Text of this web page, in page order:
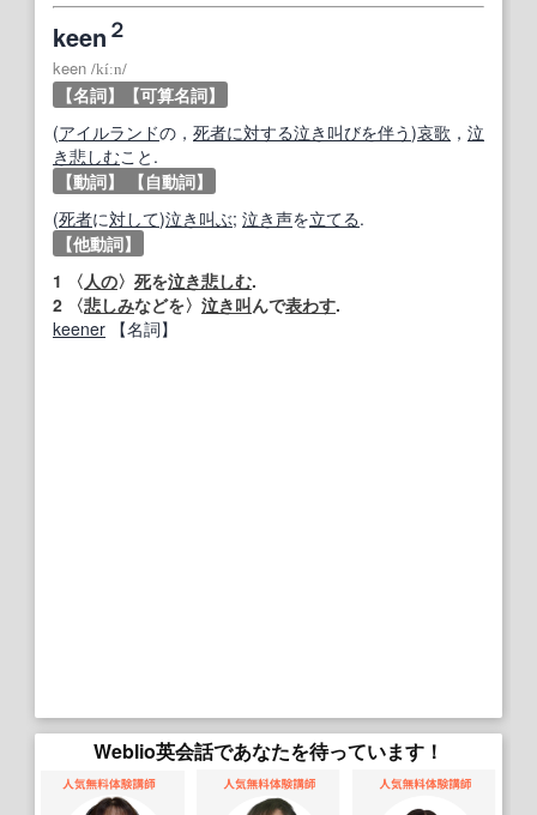
keen ２
keen /kíːn/
【名詞】
【可算名詞】
(アイルランドの， 死者に対する泣き 叫びを伴う)哀歌 ， 泣
き悲しむこと.
【動詞】
【自動詞】
(死者に対して)泣き叫ぶ; 泣き声を立てる.
【他動詞】
1 〈 人の〉 死を泣き悲しむ.
2 〈悲しみなどを〉 泣き叫んで表わす.
keener 【名詞】
Weblio英会話であなたを待っています！